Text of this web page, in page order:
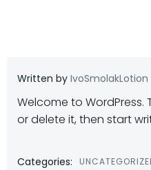
Written by IvoSmolakLotion
Welcome to WordPress.
or delete it, then start
Categories: